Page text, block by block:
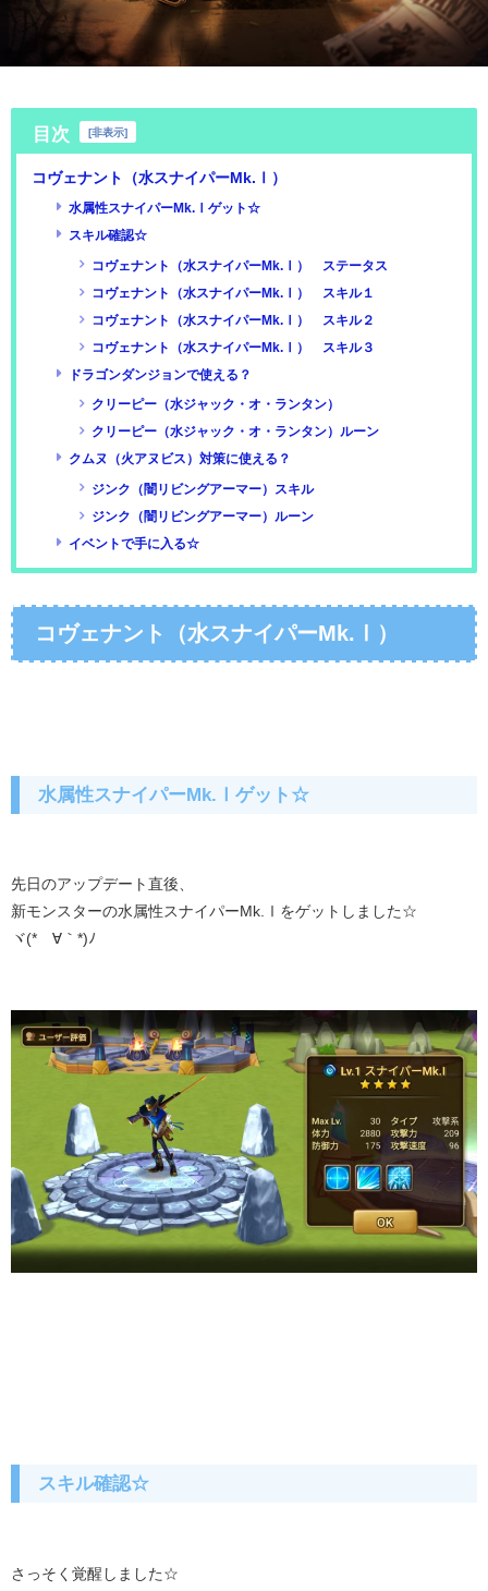
目次 [非表示]
コヴェナント（水スナイパーMk.Ⅰ）
水属性スナイパーMk.Ⅰゲット☆
スキル確認☆
コヴェナント（水スナイパーMk.Ⅰ） ステータス
コヴェナント（水スナイパーMk.Ⅰ） スキル１
コヴェナント（水スナイパーMk.Ⅰ） スキル２
コヴェナント（水スナイパーMk.Ⅰ） スキル３
ドラゴンダンジョンで使える？
クリーピー（水ジャック・オ・ランタン）
クリーピー（水ジャック・オ・ランタン）ルーン
クムヌ（火アヌビス）対策に使える？
ジンク（闇リビングアーマー）スキル
ジンク（闇リビングアーマー）ルーン
イベントで手に入る☆
コヴェナント（水スナイパーMk.Ⅰ）
水属性スナイパーMk.Ⅰゲット☆
先日のアップデート直後、
新モンスターの水属性スナイパーMk.Ⅰをゲットしました☆
ヾ(*´∀｀*)ﾉ
スキル確認☆
さっそく覚醒しました☆